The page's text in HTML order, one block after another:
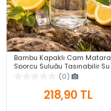
Bambu Kapaklı Cam Matara
Sporcu Suluğu Taşınabilir Su
Şişesi 700 ml Vakumlu Suluk
(0)
218,90 TL